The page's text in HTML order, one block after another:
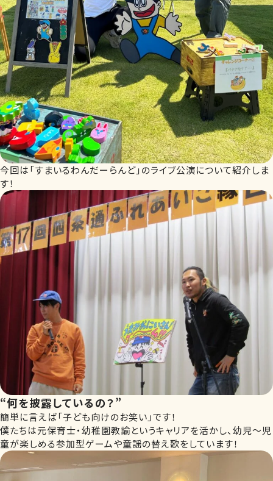
今回は「すまいるわんだーらんど」のライブ公演について紹介しま
す！
“何を披露しているの？”
簡単に言えば「子ども向けのお笑い」です！
僕たちは元保育士・幼稚園教諭というキャリアを活かし、幼児〜児
童が楽しめる参加型ゲームや童謡の替え歌をしています！